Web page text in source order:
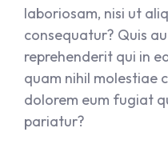
laboriosam, nisi ut
consequatur? Quis
reprehenderit qui in
quam nihil molestiae
dolorem eum fugiat
pariatur?